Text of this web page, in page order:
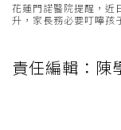
花蓮門諾醫院提醒，近
升，家長務必要叮嚀孩
責任編輯：陳